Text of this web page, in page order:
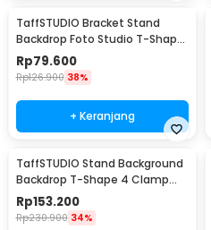
TaffSTUDIO Bracket Stand
Backdrop Foto Studio T-Shape
with 2 Clip 70x200cm - M138
Rp79.600
Rp126.900 38%
+ Keranjang
TaffSTUDIO Stand Background
Backdrop T-Shape 4 Clamp
200x260cm - M139
Rp153.200
Rp230.900 34%